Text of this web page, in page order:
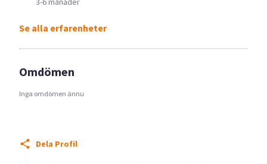
Se alla erfarenheter
Omdömen
Inga omdömen ännu
Dela Profil